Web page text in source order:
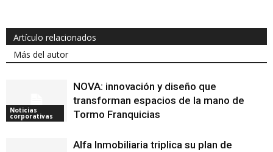
Artículo relacionados
Más del autor
Noticias
corporativas
NOVA: innovación y diseño que
transforman espacios de la mano de
Tormo Franquicias
Alfa Inmobiliaria triplica su plan de